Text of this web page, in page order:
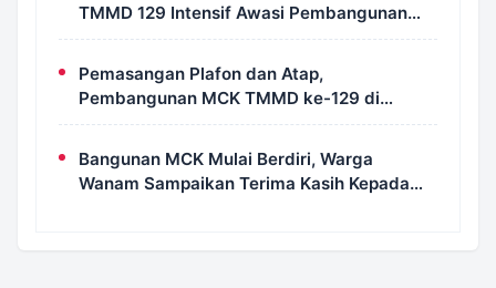
TMMD 129 Intensif Awasi Pembangunan
MCK di Wanam
Pemasangan Plafon dan Atap,
Pembangunan MCK TMMD ke-129 di
Kampung Wanam Hampir Rampung
Bangunan MCK Mulai Berdiri, Warga
Wanam Sampaikan Terima Kasih Kepada